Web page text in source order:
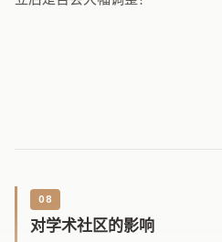
08
对学术社区的影响